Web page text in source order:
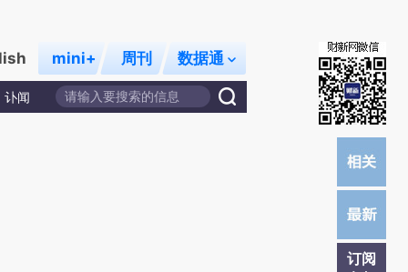
mini+ 周刊 数据通
讣闻
订阅